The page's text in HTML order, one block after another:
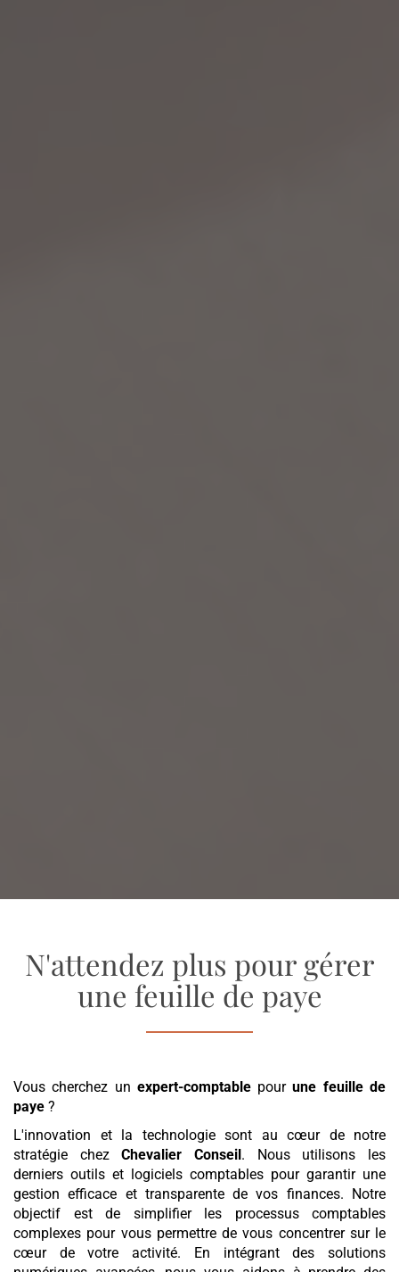
N'attendez plus pour gérer
une feuille de paye
Vous cherchez un expert-comptablepourune feuille de
paye ?
L'innovation et la technologie sont au cœur de notre
stratégie chezChevalier Conseil . Nous utilisons les
derniers outils et logiciels comptables pour garantir une
gestion efficace et transparente de vos finances. Notre
objectif est de simplifier les processus comptables
complexes pour vous permettre de vous concentrer sur le
cœur de votre activité. En intégrant des solutions